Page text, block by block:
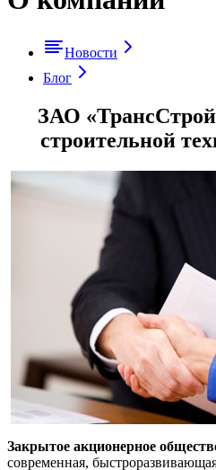
Новости
Блог
ЗАО
строительной
Закрытое акционерное
современная,